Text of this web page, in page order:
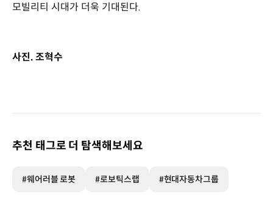
모빌리티 시대가 더욱 기대된다.
사진. 조혁수
추천 태그로 더 탐색해보세요
#웨어러블 로봇 #로보틱스랩 #현대자동차그룹